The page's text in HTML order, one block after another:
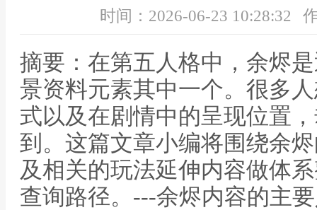
时间：2026-06-23 10:28:32
摘要：在第五人格中，余烬
景资料元素其中一个。很多
式以及在剧情中的呈现位置
到。这篇文章小编将围绕余
及相关的玩法延伸内容做体
查询路径。---余烬内容的主